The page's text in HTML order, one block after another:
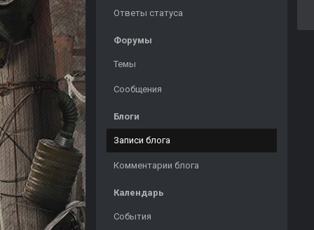
Ответы статуса
Форумы
Темы
Сообщения
Блоги
Записи блога
Комментарии блога
Календарь
События